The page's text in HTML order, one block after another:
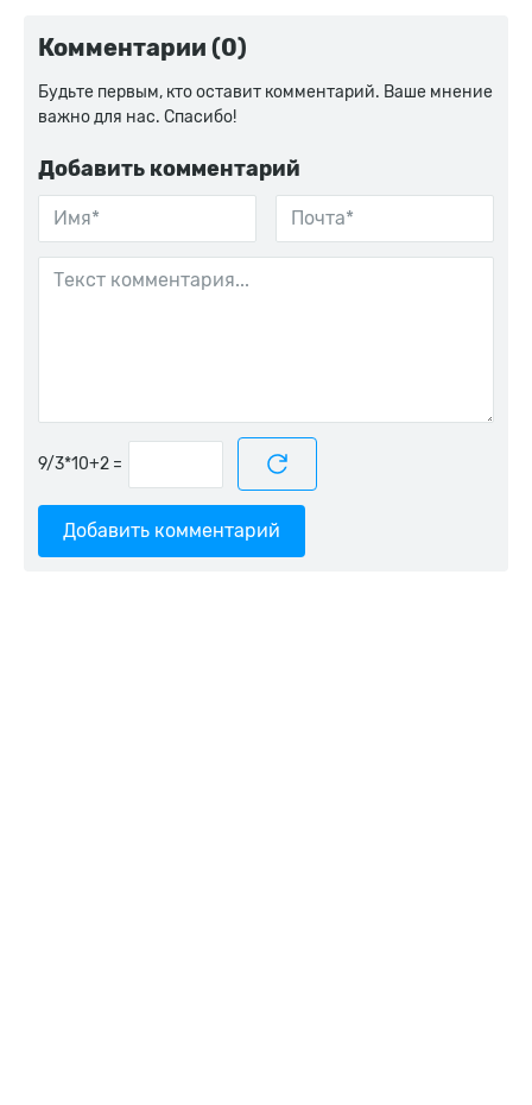
Комментарии (0)
Будьте первым, кто оставит комментарий. Ваше мнение
важно для нас. Спасибо!
Добавить комментарий
=
Добавить комментарий